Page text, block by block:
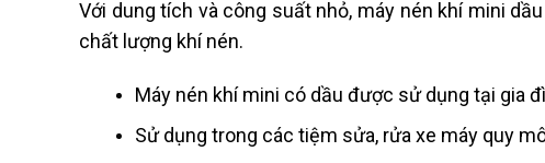
Với dung tích và công suất nhỏ, máy nén khí mini
chất lượng khí nén.
Máy nén khí mini có dầu được sử dụng tại gia
Sử dụng trong các tiệm sửa, rửa xe máy quy